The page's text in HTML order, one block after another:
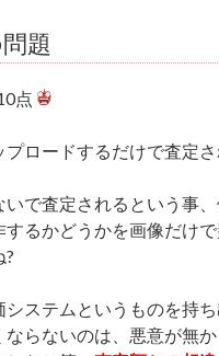
題
点
ロードするだけで査定さ
で査定されるという事、
するかどうかを画像だけ
?
システムというものを持ち
ならないのは、悪意が無